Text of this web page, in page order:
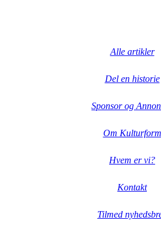
Alle artikler
Del en historie
Sponsor og
Om Kulturform
Hvem er vi?
Kontakt
Tilmed